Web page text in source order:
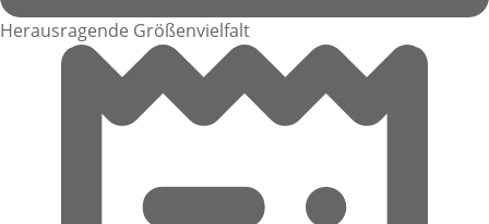
Herausragende Größenvielfalt